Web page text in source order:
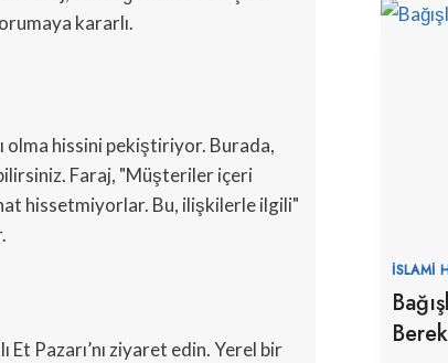
kararlı.
olma hissini pekiştiriyor. Burada,
Faraj, "Müşteriler içeri
hissetmiyorlar. Bu, ilişkilerle ilgili"
Et Pazarı’nı ziyaret edin. Yerel bir
İSLAMI